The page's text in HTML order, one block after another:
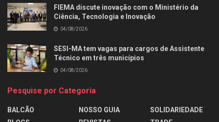
FIEMA discute inovação com o Ministério da
Ciência, Tecnologia e Inovação
04/08/2026
SESI-MA tem vagas para cargos de Assistente
Técnico em três municípios
04/08/2026
Pesquise por Categoria
BALCÃO
NOSSO GUIA
SOLIDARIEDADE